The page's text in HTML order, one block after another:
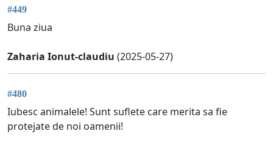
#449
Buna ziua
Zaharia Ionut-claudiu (2025-05-27)
#480
Iubesc animalele! Sunt suflete care merita sa fie
protejate de noi oamenii!